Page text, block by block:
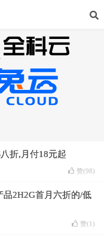
折,月付18元起
赞(98)
品2H2G首月六折的/低
赞(1 )